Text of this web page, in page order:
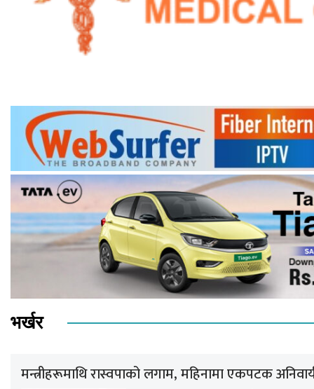
भर्खर
मन्त्रीहरूमाथि रास्वपाको लगाम, महिनामा एकपटक